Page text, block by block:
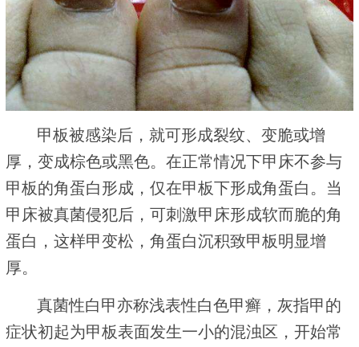
甲板被感染后，就可形成裂纹、变脆或增
厚，变成棕色或黑色。在正常情况下甲床不参与
甲板的角蛋白形成，仅在甲板下形成角蛋白。当
甲床被真菌侵犯后，可刺激甲床形成软而脆的角
蛋白，这样甲变松，角蛋白沉积致甲板明显增
厚。
真菌性白甲亦称浅表性白色甲癣，灰指甲的
症状初起为甲板表面发生一小的混浊区，开始常